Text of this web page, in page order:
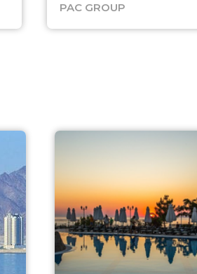
PAC GROUP